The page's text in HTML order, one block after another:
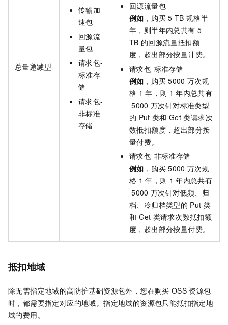
总量递减型
传输加
速包
回源流
量包
请求包-
标准存
储
请求包-
非标准
存储
回源流量包
例如 ，购买 5 TB 规格半
年，则半年内总共有 5
TB 的回源流量抵扣额
度，超出部分按量计费。
请求包-标准存储
例如 ，购买 5000 万次规
格 1 年，则 1 年内总共有
5000 万次针对标准类型
的 Put 类和 Get 类请求次
数抵扣额度，超出部分按
量付费。
请求包-非标准存储
例如 ，购买 5000 万次规
格 1 年，则 1 年内总共有
5000 万次针对低频、归
档、冷归档类型的 Put 类
和 Get 类请求次数抵扣额
度，超出部分按量付费。
抵扣地域
除无需指定地域的高防护基础资源包外，您在购买 OSS 资源包
时，都需要指定对应的地域。指定地域的资源包只能抵扣指定地
域的费用。